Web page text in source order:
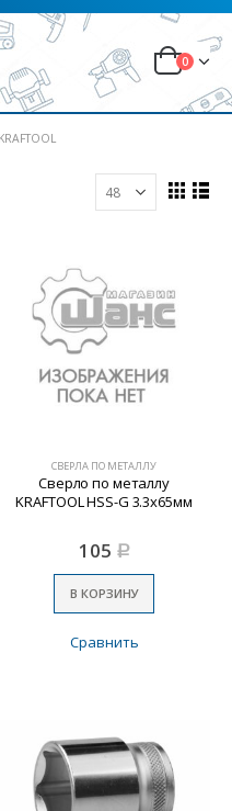
0
СВЕРЛА ПО МЕТАЛЛУ
Сверло по металлу
KRAFTOOL HSS-G 3.3х65мм
105 Р
В КОРЗИНУ
Сравнить